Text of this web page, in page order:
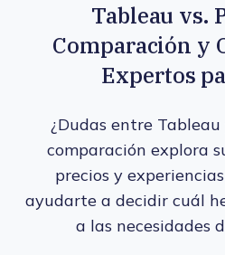
Tableau vs.
Comparación y
Expertos
¿Dudas entre Tableau
comparación explora
precios y
ayudarte a decidir cuál
a las necesidades